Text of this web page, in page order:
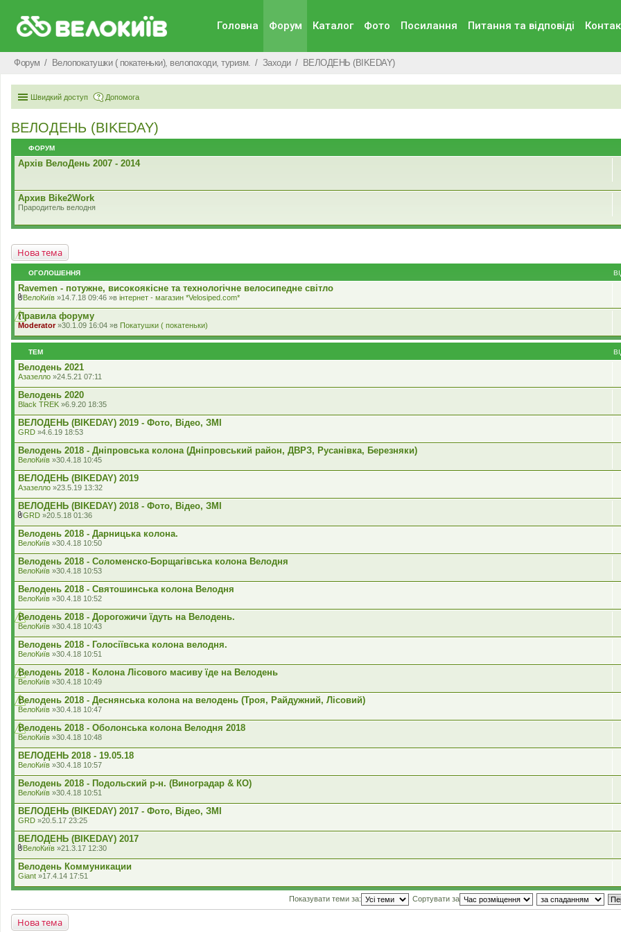
Головна Форум Каталог Фото Посилання Питання та вiдповiдi
Форум Велопокатушки ( покатеньки), велопоходи, туризм. Заходи ВЕЛОДЕНЬ (BIKEDAY)
Швидкий доступ Допомога
ВЕЛОДЕНЬ (BIKEDAY)
ФОРУМ
Архів ВелоДень 2007 - 2014
Архив Bike2Work
Прародитель велодня
Нова тема
ОГОЛОШЕННЯ
Ravemen - потужне, високоякісне та технологічне велосипедне світло
к
л
а
д
н
я
ВелоКиїв »14.7.18 09:46 »в iнтернет - магазин *Velosiped.com*
Правила форуму
Moderator»30.1.09 16:04 »в Покатушки ( покатеньки)
ТЕМ
Велодень 2021
Азазелло »24.5.21 07:11
Велодень 2020
Black TREK »6.9.20 18:35
ВЕЛОДЕНЬ (BIKEDAY) 2019 - Фото, Відео, ЗМІ
GRD »4.6.19 18:53
Велодень 2018 - Дніпровська колона (Дніпровський район, ДВРЗ, Русанівка, Березняки)
ВелоКиїв »30.4.18 10:45
ВЕЛОДЕНЬ (BIKEDAY) 2019
Азазелло »23.5.19 13:32
ВЕЛОДЕНЬ (BIKEDAY) 2018 - Фото, Відео, ЗМІ
к
л
а
д
е
н
н
я
GRD »20.5.18 01:36
Велодень 2018 - Дарницька колона.
ВелоКиїв »30.4.18 10:50
Велодень 2018 - Соломенско-Борщагівська колона Велодня
ВелоКиїв »30.4.18 10:53
Велодень 2018 - Святошинська колона Велодня
ВелоКиїв »30.4.18 10:52
Велодень 2018 - Дорогожичи їдуть на Велодень.
ВелоКиїв »30.4.18 10:43
Велодень 2018 - Голосіївська колона велодня.
ВелоКиїв »30.4.18 10:51
Велодень 2018 - Колона Лісового масиву їде на Велодень
ВелоКиїв »30.4.18 10:49
Велодень 2018 - Деснянська колона на велодень (Троя, Райдужний, Лісовий)
ВелоКиїв »30.4.18 10:47
Велодень 2018 - Оболонська колона Велодня 2018
ВелоКиїв »30.4.18 10:48
ВЕЛОДЕНЬ 2018 - 19.05.18
ВелоКиїв »30.4.18 10:57
Велодень 2018 - Подольский р-н. (Виноградар & КО)
ВелоКиїв »30.4.18 10:51
ВЕЛОДЕНЬ (BIKEDAY) 2017 - Фото, Відео, ЗМІ
GRD »20.5.17 23:25
ВЕЛОДЕНЬ (BIKEDAY) 2017
к
л
а
д
н
я
ВелоКиїв »21.3.17 12:30
Велодень Коммуникации
Giant »17.4.14 17:51
Показувати теми за: Сортувати за
Нова тема